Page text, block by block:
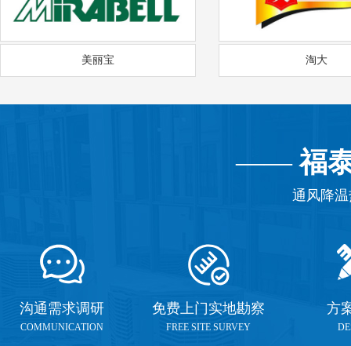
美丽宝 淘大
——福
通风降
沟通需求调研
COMMUNICATION
免费上门实地勘察
FREE SITE SURVEY
方